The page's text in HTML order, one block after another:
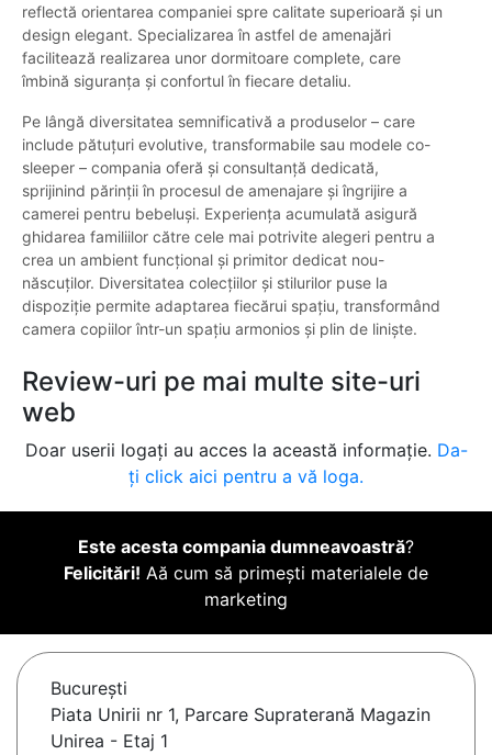
reflectă orientarea companiei spre calitate superioară și un
design elegant. Specializarea în astfel de amenajări
facilitează realizarea unor dormitoare complete, care
îmbină siguranța și confortul în fiecare detaliu.
Pe lângă diversitatea semnificativă a produselor – care
include pătuțuri evolutive, transformabile sau modele co-
sleeper – compania oferă și consultanță dedicată,
sprijinind părinții în procesul de amenajare și îngrijire a
camerei pentru bebeluși. Experiența acumulată asigură
ghidarea familiilor către cele mai potrivite alegeri pentru a
crea un ambient funcțional și primitor dedicat nou-
născuților. Diversitatea colecțiilor și stilurilor puse la
dispoziție permite adaptarea fiecărui spațiu, transformând
camera copiilor într-un spațiu armonios și plin de liniște.
Review-uri pe mai multe site-uri
web
Doar userii logați au acces la această informație. Da-
ți click aici pentru a vă loga.
Este acesta compania dumneavoastră?
Felicitări! Aă cum să primești materialele de
marketing
Bucureşti
Piata Unirii nr 1, Parcare Supraterană Magazin
Unirea - Etaj 1